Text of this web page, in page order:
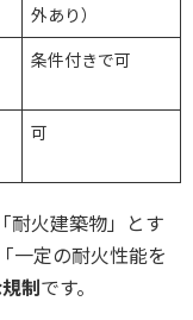
外あり）
条件付きで可
可
耐火建築物」とす
一定の耐火性能を
制です。